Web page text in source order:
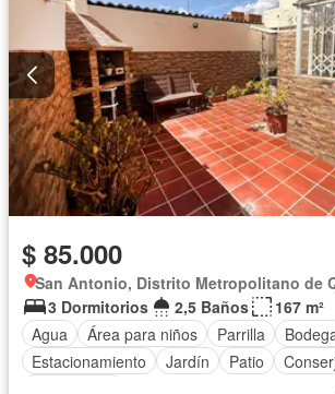
$ 85.000
San Antonio, Distrito Metropolitano de
3 Dormitorios
2,5 Baños
167 m²
Agua
Área para niños Parrilla
Estacionamiento
Jardín Patio